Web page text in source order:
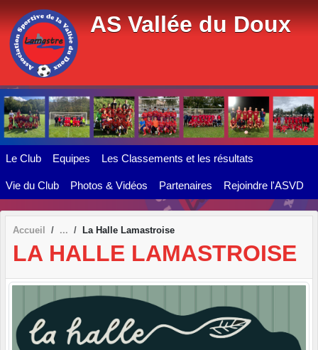
AS Vallée du Doux
Le Club Equipes Les Classements et les résultats
Vie du Club Photos & Vidéos Partenaires Rejoindre l'ASVD
Accueil La Halle Lamastroise
LA HALLE LAMASTROISE
Panneau de gestion des cookies